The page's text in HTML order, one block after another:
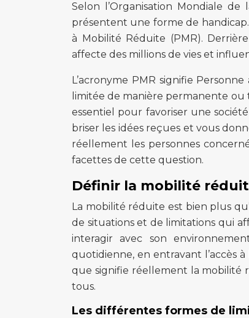
Selon l’Organisation Mondiale
présentent une forme de
à Mobilité Réduite (PMR).
affecte des millions de vies et
L’acronyme PMR signifie
limitée de manière permanente
essentiel pour favoriser une
briser les idées reçues et vous
réellement les personnes
facettes de cette question.
Définir la mobilité
La mobilité réduite est bien plus
de situations et de limitations qui
interagir avec son
quotidienne, en entravant l’accès à
que signifie réellement la mobilité
tous.
Les différentes formes de